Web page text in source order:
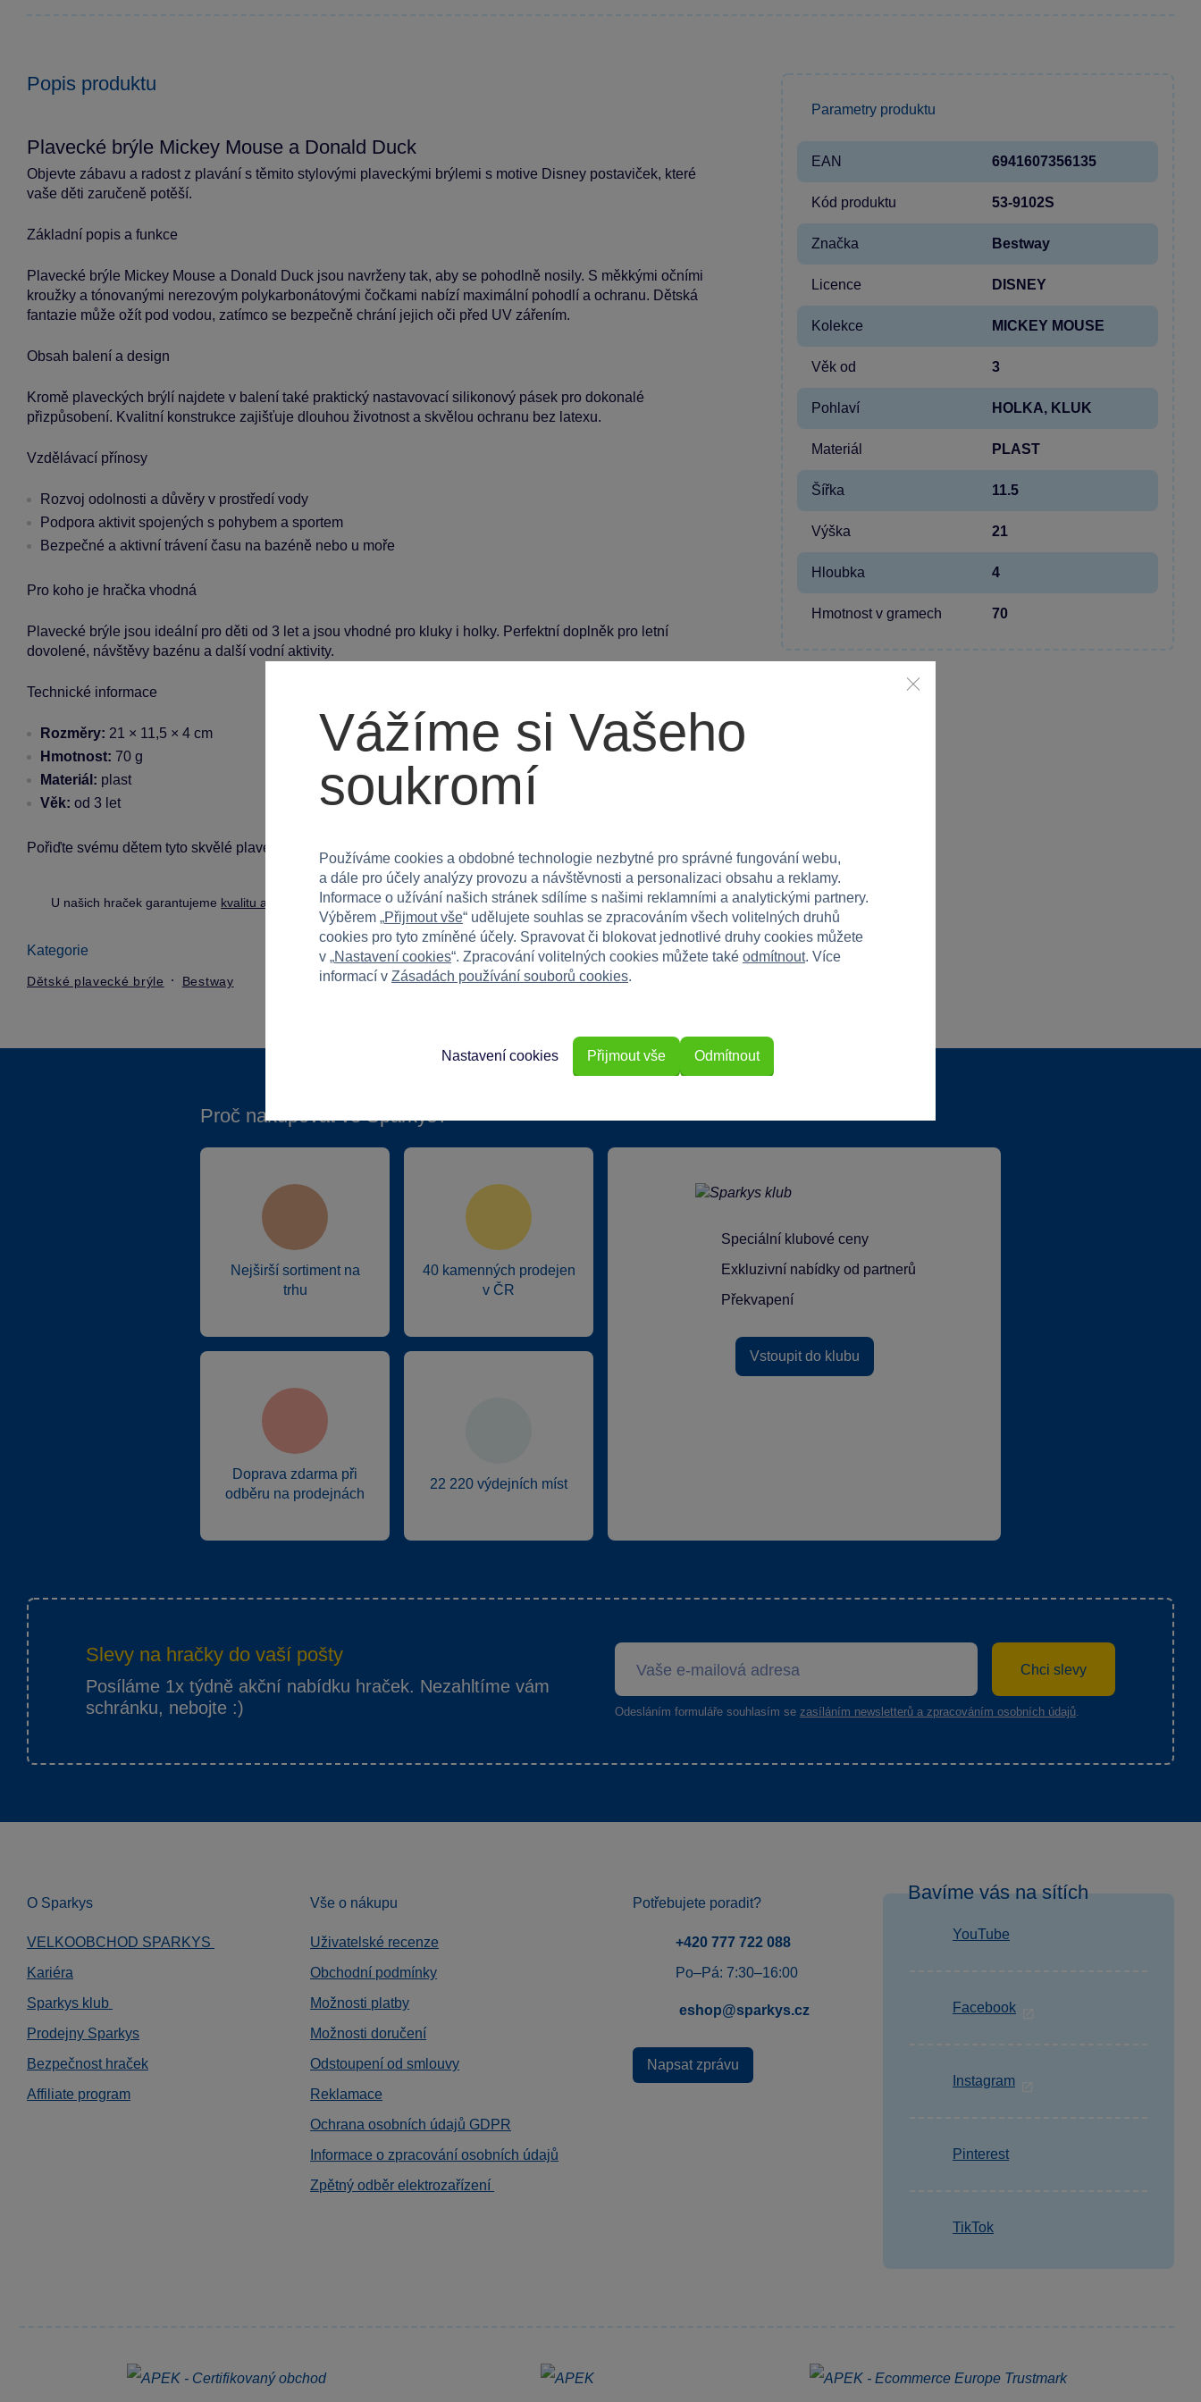
Popis produktu
Plavecké brýle Mickey Mouse a Donald Duck
Objevte zábavu a radost z plavání s těmito stylovými plaveckými brýlemi s motive Disney postaviček, které
vaše děti zaručeně potěší.
Základní popis a funkce
Plavecké brýle Mickey Mouse a Donald Duck jsou navrženy tak, aby se pohodlně nosily. S měkkými očními
kroužky a tónovanými nerezovým polykarbonátovými čočkami nabízí maximální pohodlí a ochranu. Dětská
fantazie může ožít pod vodou, zatímco se bezpečně chrání jejich oči před UV zářením.
Obsah balení a design
Kromě plaveckých brýlí najdete v balení také praktický nastavovací silikonový pásek pro dokonalé
přizpůsobení. Kvalitní konstrukce zajišťuje dlouhou životnost a skvělou ochranu bez latexu.
Vzdělávací přínosy
Rozvoj odolnosti a důvěry v prostředí vody
Podpora aktivit spojených s pohybem a sportem
Bezpečné a aktivní trávení času na bazéně nebo u moře
Pro koho je hračka vhodná
Plavecké brýle jsou ideální pro děti od 3 let a jsou vhodné pro kluky i holky. Perfektní doplněk pro letní
dovolené, návštěvy bazénu a další vodní aktivity.
Technické informace
Rozměry: 21 × 11,5 × 4 cm
Hmotnost: 70 g
Materiál: plast
Věk: od 3 let
Pořiďte svému dětem tyto skvělé plavecké brýle a dopřejte jim radost z každého plaveckého dobrodružství!
U našich hraček garantujeme kvalitu a bezpečnost.
Kategorie
Dětské plavecké brýle Bestway
Parametry produktu
EAN 6941607356135
Kód produktu 53-9102S
Značka Bestway
Licence DISNEY
Kolekce MICKEY MOUSE
Věk od 3
Pohlaví HOLKA, KLUK
Materiál PLAST
Šířka 11.5
Výška 21
Hloubka 4
Hmotnost v gramech 70
Proč nakupovat ve Sparkys?
Nejširší sortiment na
trhu
40 kamenných prodejen
v ČR
Doprava zdarma při
odběru na prodejnách
22 220 výdejních míst
Speciální klubové ceny
Exkluzivní nabídky od partnerů
Překvapení
Vstoupit do klubu
Slevy na hračky do vaší pošty
Posíláme 1x týdně akční nabídku hraček. Nezahltíme vám
schránku, nebojte :)
Chci slevy
Odesláním formuláře souhlasím se zasíláním newsletterů a zpracováním osobních údajů
O Sparkys
VELKOOBCHOD SPARKYS
Kariéra
Sparkys klub
Prodejny Sparkys
Bezpečnost hraček
Affiliate program
Vše o nákupu
Uživatelské recenze
Obchodní podmínky
Možnosti platby
Možnosti doručení
Odstoupení od smlouvy
Reklamace
Ochrana osobních údajů GDPR
Informace o zpracování osobních údajů
Zpětný odběr elektrozařízení
Potřebujete poradit?
+420 777 722 088
Po–Pá: 7:30–16:00
eshop@sparkys.cz
Napsat zprávu
Bavíme vás na sítích
YouTube
Facebook
Instagram
Pinterest
TikTok
Vážíme si Vašeho
soukromí
Používáme cookies a obdobné technologie nezbytné pro správné fungování webu,
a dále pro účely analýzy provozu a návštěvnosti a personalizaci obsahu a reklamy.
Informace o užívání našich stránek sdílíme s našimi reklamními a analytickými partnery.
Výběrem „Přijmout vše“ udělujete souhlas se zpracováním všech volitelných druhů
cookies pro tyto zmíněné účely. Spravovat či blokovat jednotlivé druhy cookies můžete
v „Nastavení cookies“. Zpracování volitelných cookies můžete také odmítnout. Více
informací v Zásadách používání souborů cookies.
Odmítnout
Nastavení cookies Přijmout vše